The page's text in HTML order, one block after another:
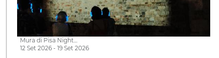
Mura di Pisa Night…
12 Set 2026 - 19 Set 2026